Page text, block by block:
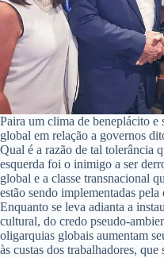
Paira um clima de beneplácito e
global em relação a governos
Qual é a razão de tal tolerância
esquerda foi o inimigo a ser
global e a classe transnacional
estão sendo implementadas
Enquanto se leva adianta a
cultural, do credo pseudo-
oligarquias globais aumentam
às custas dos trabalhadores,